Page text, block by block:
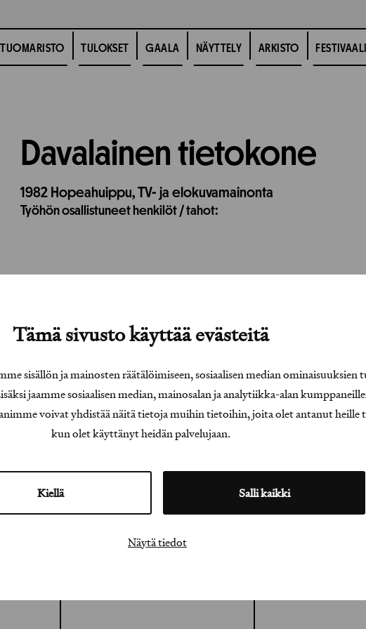
Tämä sivusto käyttää evästeitä
sisällön ja mainosten räätälöimiseen, sosiaalisen median ominaisuuksien
jaamme sosiaalisen median, mainosalan ja analytiikka-alan
voivat yhdistää näitä tietoja muihin tietoihin, joita olet antanut heille
kun olet käyttänyt heidän palvelujaan.
Kiellä Salli kaikki
Näytä tiedot
TUOMARISTO TULOKSET GAALA NÄYTTELY ARKISTO FESTIVAALI
Davalainen tietokone
1982 Hopeahuippu,TV- ja elokuvamainonta
Työhön osallistuneet henkilöt / tahot: